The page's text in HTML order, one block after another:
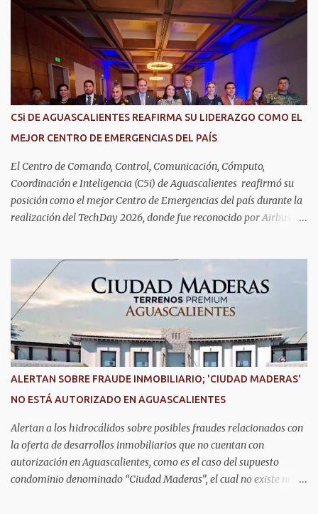
fundamentalmente en la prevención, el diagnóstico y tratamiento
de las enfermedades más comunes en las personas mayores de 60
años, como diabetes, hipertensión, deterioro cognitivo y
alzhéimer, entre otros padecimientos. "Nuestros adultos mayores
son el corazón de muchas familias y merecen todo nuestro respeto,
cuidado y reconocimiento; por eso, en el DIF Estatal impulsamos
servicios que les ayuden a cuidar su salud y a vivir esta etapa con
presidenta del DIF Estatal. Para acceder al servicio, las y los
interesados deben acudir a la Dirección de Servi...
C5i DE AGUASCALIENTES REAFIRMA SU LIDERAZGO COMO EL
MEJOR CENTRO DE EMERGENCIAS DEL PAÍS
El Centro de Comando, Control, Comunicación, Cómputo,
Coordinación e Inteligencia (C5i) de Aguascalientes reafirmó su
posición como el mejor Centro de Emergencias del país durante la
realización del TechDay 2026, donde fue reconocido por Airbus
seguridad pública y la atención de emergencias. Este encuentro
reunió a autoridades, especialistas nacionales e internacionales y
representantes de instituciones de seguridad para intercambiar
conocimientos y conocer las tendencias más avanzadas en la
materia. La titular del C5i, Michelle Olmos Álvarez, señaló que este
reconocimiento es resultado de la capacidad operativa, la
infraestructura tecnológica de vanguardia y los modelos
innovadores de coordinación institucional que distinguen al C5i de
Aguascalientes, posicionándose como un referente nacional en
materia de atención de emergencias. "Bajo el liderazgo de la
goberna...
ALERTAN SOBRE FRAUDE INMOBILIARIO; 'CIUDAD MADERAS'
NO ESTÁ AUTORIZADO EN AGUASCALIENTES
Alertan a los hidrocálidos sobre posibles fraudes relacionados con
la oferta de desarrollos inmobiliarios que no cuentan con
autorización en Aguascalientes, como es el caso del supuesto
condominio denominado “Ciudad Maderas”, el cual no existe ni